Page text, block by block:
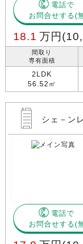
電話で
お問合せする
18.1 万円
間取り
専有面積
2LDK
56.52㎡
シェ－ン
電話で
お問合せする